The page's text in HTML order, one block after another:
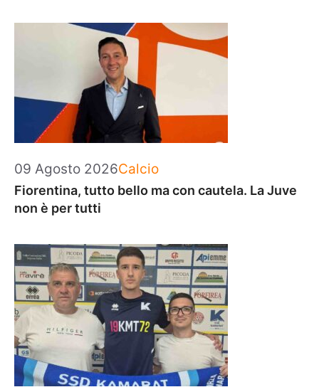
09 Agosto 2026Categorie
Calcio
Fiorentina, tutto bello ma con cautela. La Juve
non è per tutti